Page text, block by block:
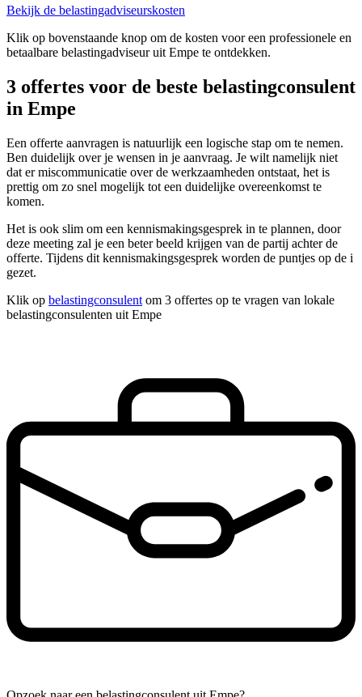
Bekijk de belastingadviseurskosten
Klik op bovenstaande knop om de kosten voor een professionele en
betaalbare belastingadviseur uit Empe te ontdekken.
3 offertes voor de beste belastingconsulent
in Empe
Een offerte aanvragen is natuurlijk een logische stap om te nemen.
Ben duidelijk over je wensen in je aanvraag. Je wilt namelijk niet
dat er miscommunicatie over de werkzaamheden ontstaat, het is
prettig om zo snel mogelijk tot een duidelijke overeenkomst te
komen.
Het is ook slim om een kennismakingsgesprek in te plannen, door
deze meeting zal je een beter beeld krijgen van de partij achter de
offerte. Tijdens dit kennismakingsgesprek worden de puntjes op de i
gezet.
Klik op belastingconsulent om 3 offertes op te vragen van lokale
belastingconsulenten uit Empe